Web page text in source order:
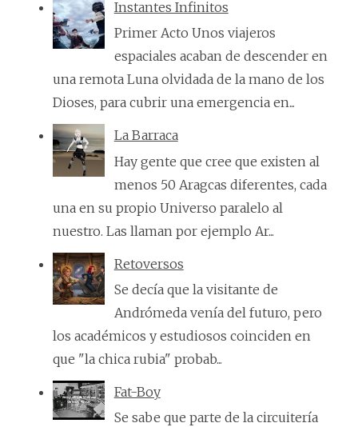
Instantes Infinitos
Primer Acto Unos viajeros
espaciales acaban de descender en
una remota Luna olvidada de la mano de los
Dioses, para cubrir una emergencia en...
La Barraca
Hay gente que cree que existen al
menos 50 Aragcas diferentes, cada
una en su propio Universo paralelo al
nuestro. Las llaman por ejemplo Ar...
Retoversos
Se decía que la visitante de
Andrómeda venía del futuro, pero
los académicos y estudiosos coinciden en
que "la chica rubia" probab...
Fat-Boy
Se sabe que parte de la circuitería